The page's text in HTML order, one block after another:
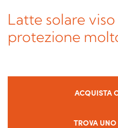
Latte solare
protezione
ACQUISTA
TROVA